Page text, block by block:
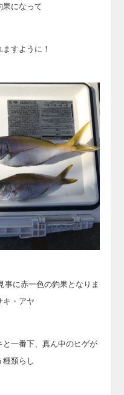
果になって
すように！
に赤一色の釣果となりま
キ・アヤ
一番下、真ん中のヒゲが
種類らし